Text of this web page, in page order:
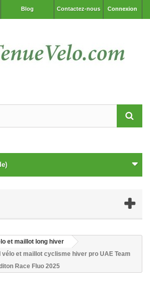
Connexion
Contactez-nous
Blog
et maillot long hiver
et maillot cyclisme hiver pro UAE Team
Race Fluo 2025